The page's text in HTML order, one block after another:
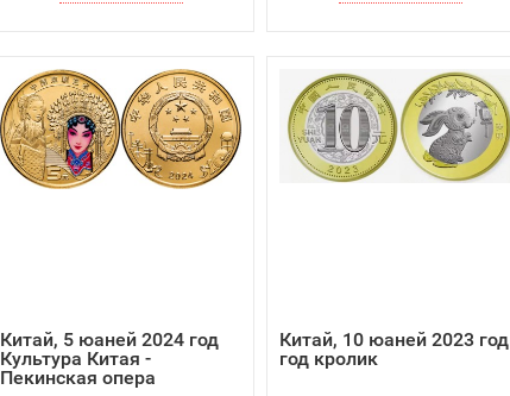
Китай, 5 юаней 2024 год
Культура Китая -
Пекинская опера
Китай, 10 юаней 2023
год кролик